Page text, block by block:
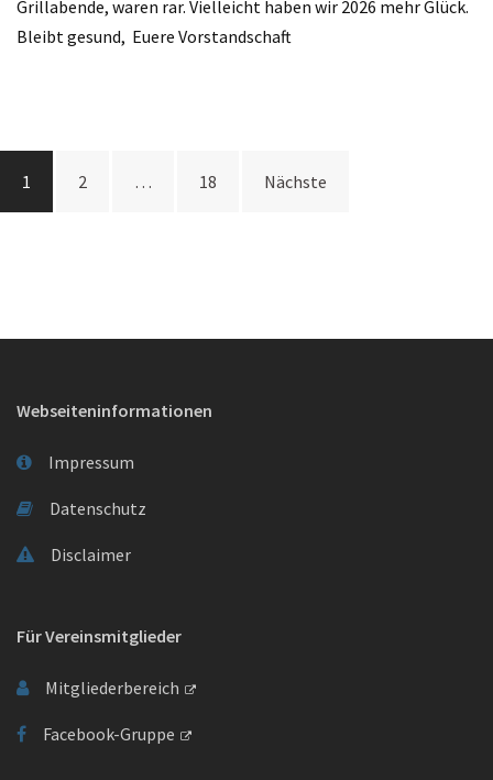
Grillabende, waren rar. Vielleicht haben wir 2026 mehr Glück.
Bleibt gesund, Euere Vorstandschaft
Beitrags-
Navigation
1 2 … 18 Nächste
Webseiteninformationen
Impressum
Datenschutz
Disclaimer
Für Vereinsmitglieder
Mitgliederbereich
Facebook-Gruppe